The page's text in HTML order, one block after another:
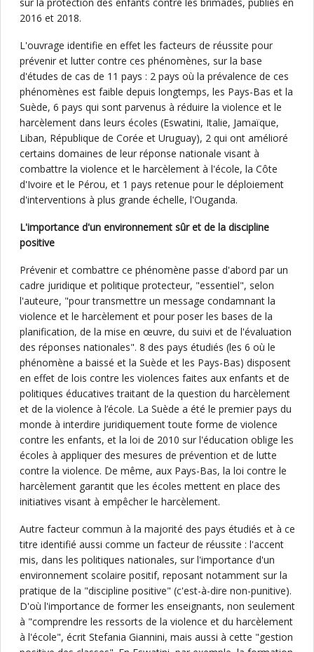
2016 et 2018.
L'ouvrage identifie en effet les facteurs de réussite pour
prévenir et lutter contre ces phénomènes, sur la base
d'études de cas de 11 pays : 2 pays où la prévalence de ces
phénomènes est faible depuis longtemps, les Pays-Bas et la
Suède, 6 pays qui sont parvenus à réduire la violence et le
harcèlement dans leurs écoles (Eswatini, Italie, Jamaïque,
Liban, République de Corée et Uruguay), 2 qui ont amélioré
certains domaines de leur réponse nationale visant à
combattre la violence et le harcèlement à l'école, la Côte
d'Ivoire et le Pérou, et 1 pays retenue pour le déploiement
d'interventions à plus grande échelle, l'Ouganda.
L'importance d'un environnement sûr et de la discipline
positive
Prévenir et combattre ce phénomène passe d'abord par un
cadre juridique et politique protecteur, "essentiel", selon
l'auteure, "pour transmettre un message condamnant la
violence et le harcèlement et pour poser les bases de la
planification, de la mise en œuvre, du suivi et de l'évaluation
des réponses nationales". 8 des pays étudiés (les 6 où le
phénomène a baissé et la Suède et les Pays-Bas) disposent
en effet de lois contre les violences faites aux enfants et de
politiques éducatives traitant de la question du harcèlement
et de la violence à l’école. La Suède a été le premier pays du
monde à interdire juridiquement toute forme de violence
contre les enfants, et la loi de 2010 sur l'éducation oblige les
écoles à appliquer des mesures de prévention et de lutte
contre la violence. De même, aux Pays-Bas, la loi contre le
harcèlement garantit que les écoles mettent en place des
initiatives visant à empêcher le harcèlement.
Autre facteur commun à la majorité des pays étudiés et à ce
titre identifié aussi comme un facteur de réussite : l'accent
mis, dans les politiques nationales, sur l'importance d'un
environnement scolaire positif, reposant notamment sur la
pratique de la "discipline positive" (c'est-à-dire non-punitive).
D'où l'importance de former les enseignants, non seulement
à "comprendre les ressorts de la violence et du harcèlement
à l'école", écrit Stefania Giannini, mais aussi à cette "gestion